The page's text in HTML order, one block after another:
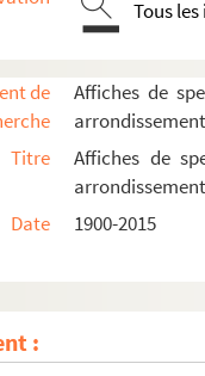
Tous
de
Affiches de
Titre
Affiches de
Date
1900-2015
: